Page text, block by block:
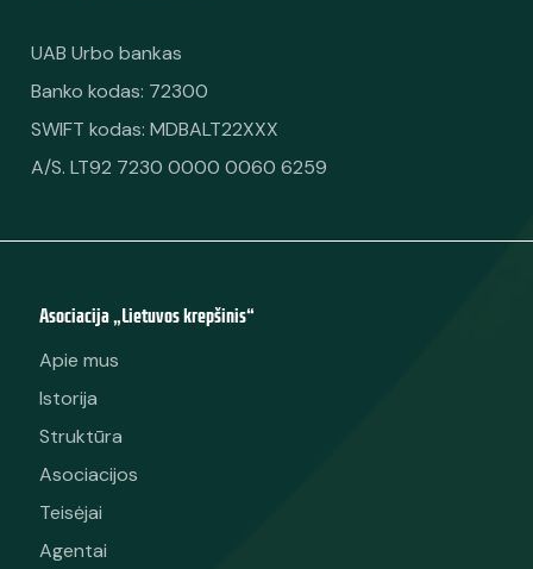
UAB Urbo bankas
Banko kodas: 72300
SWIFT kodas: MDBALT22XXX
A/S. LT92 7230 0000 0060 6259
Asociacija „Lietuvos krepšinis“
Apie mus
Istorija
Struktūra
Asociacijos
Teisėjai
Agentai